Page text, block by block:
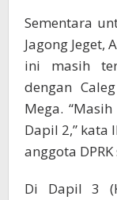
Sementara
Jagong Jeget,
ini masih
dengan
Mega.
Dapil 2,” kata
anggota
Di Dapil 3